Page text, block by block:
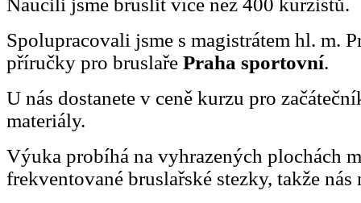
Spolupracovali jsme s magistrátem hl. m.
příručky pro bruslaře Praha sportovní.
U nás dostanete v ceně kurzu pro
materiály.
Výuka probíhá na vyhrazených plochách
frekventované bruslařské stezky, takže